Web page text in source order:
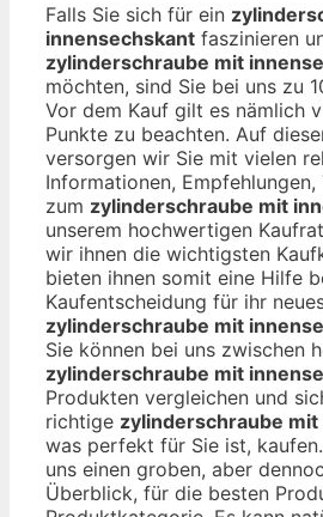
Falls Sie sich für ein
innensechskant faszinieren
zylinderschraube mit
möchten, sind Sie bei uns zu
Vor dem Kauf gilt es nämlich
Punkte zu beachten. Auf
versorgen wir Sie mit vielen
Informationen,
zum zylinderschraube mit
unserem hochwertigen
wir ihnen die wichtigsten
bieten ihnen somit eine Hilfe
Kaufentscheidung für ihr
zylinderschraube mit
Sie können bei uns zwischen
zylinderschraube mit
Produkten vergleichen und
richtige zylinderschraube
was perfekt für Sie ist,
uns einen groben, aber
Überblick, für die besten